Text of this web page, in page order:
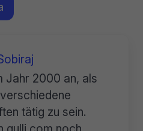
Jahr 2000 an, als
tätig zu sein.